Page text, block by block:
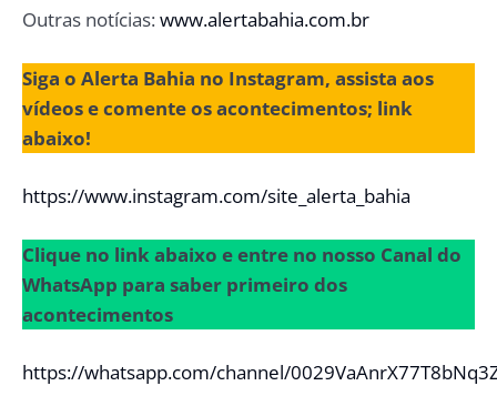
Outras notícias:www.alertabahia.com.br
Siga o Alerta Bahia no Instagram, assista aos
vídeos e comente os acontecimentos; link
abaixo!
https://www.instagram.com/site_alerta_bahia
Clique no link abaixo e entre no nosso Canal do
WhatsApp para saber primeiro dos
acontecimentos
https://whatsapp.com/channel/